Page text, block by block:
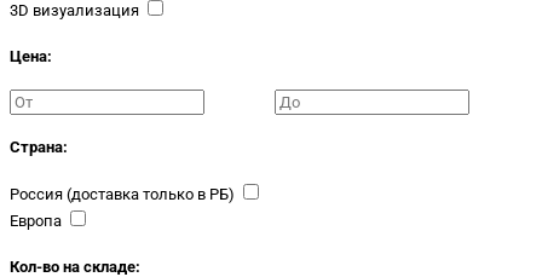
3D визуализация
Цена:
Страна:
Россия (доставка только в РБ)
Европа
Кол-во на складе: